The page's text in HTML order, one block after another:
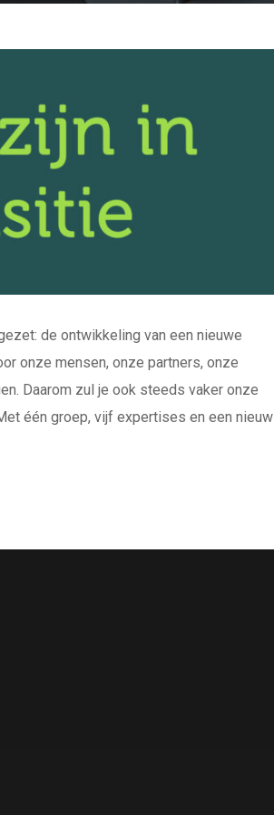
de ontwikkeling van een nieuwe
onze mensen, onze partners, onze
Daarom zul je ook steeds vaker onze
één groep, vijf expertises en een nieuw